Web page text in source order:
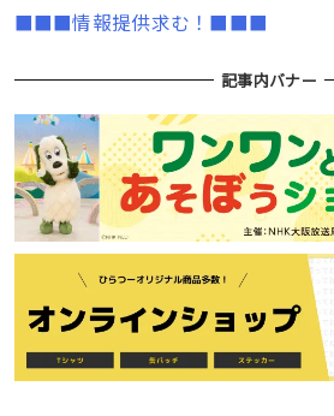
■■■情報提供求む！■■■
記事内バナー